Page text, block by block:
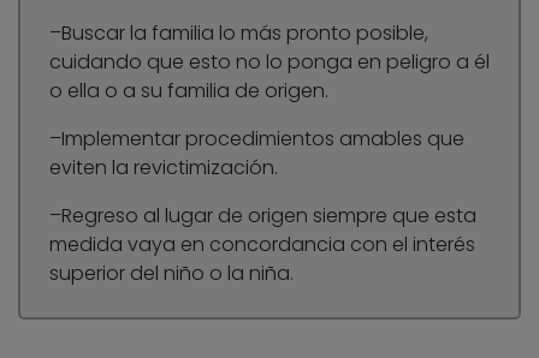
–Buscar la familia lo más pronto posible,
cuidando que esto no lo ponga en peligro a él
o ella o a su familia de origen.
–Implementar procedimientos amables que
eviten la revictimización.
–Regreso al lugar de origen siempre que esta
medida vaya en concordancia con el interés
superior del niño o la niña.